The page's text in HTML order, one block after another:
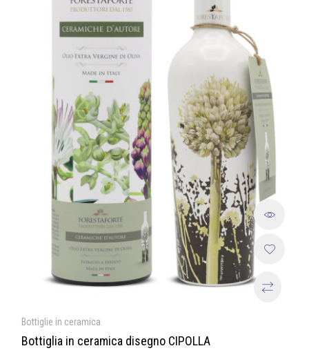
Bottiglie in ceramica
Bottiglia in ceramica disegno CIPOLLA